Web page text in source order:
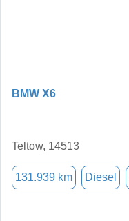
BMW X6
Teltow, 14513
131.939 km Diesel